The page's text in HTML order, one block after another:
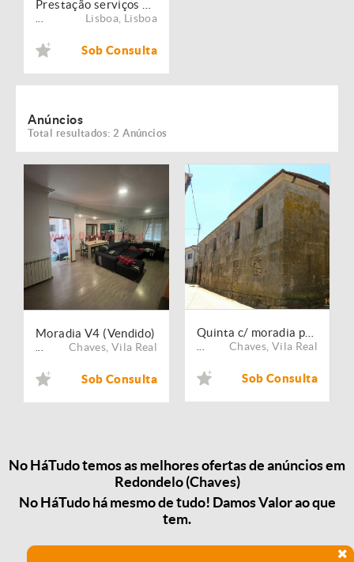
Lisboa Lisboa
Sob Consulta
Anúncios
Total resultados: 2 Anúncios
Moradia V4 (Vendido)
Chaves Vila Real
Sob Consulta
Chaves Vila Real
Sob Consulta
No HáTudo temos as melhores ofertas de anúncios em
Redondelo (Chaves)
No HáTudo há mesmo de tudo! Damos Valor ao que
tem.